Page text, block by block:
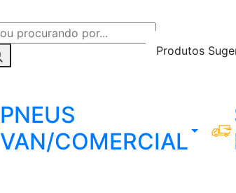
Produtos
PNEUS
VAN/COMERCIAL